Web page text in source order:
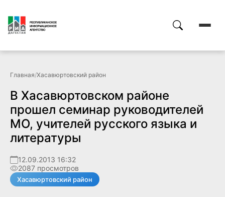
Главная/Хасавюртовский район
В Хасавюртовском районе
прошел семинар руководителей
МО, учителей русского языка и
литературы
12.09.2013 16:32
2087 просмотров
Хасавюртовский район